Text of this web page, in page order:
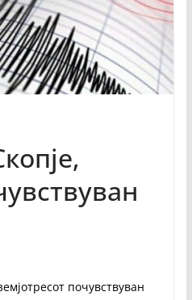
почувствуван